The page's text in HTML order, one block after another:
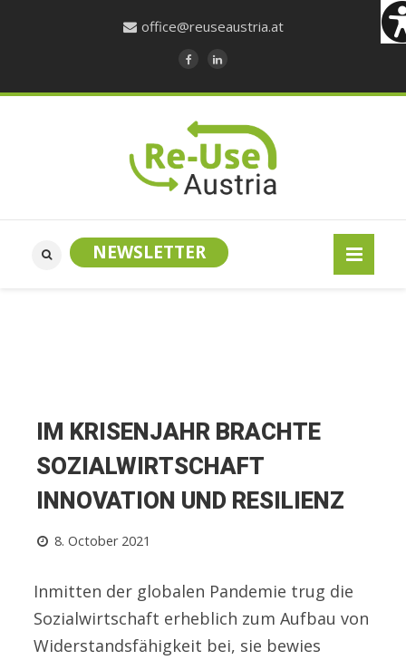
office@reuseaustria.at
NEWSLETTER
IM KRISENJAHR BRACHTE
SOZIALWIRTSCHAFT
INNOVATION UND RESILIENZ
8. October 2021
Inmitten der globalen Pandemie trug die
Sozialwirtschaft erheblich zum Aufbau von
Widerstandsfähigkeit bei, sie bewies